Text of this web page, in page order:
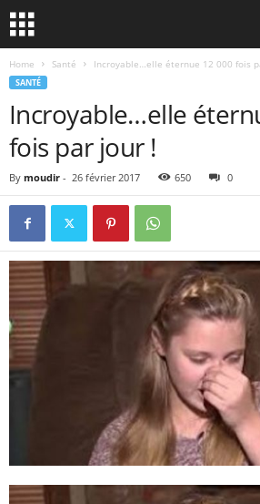
Home Santé Incroyable…elle éternue 12 000 fois
SANTÉ
Incroyable…elle
fois par jour !
By moudir - 26 février 2017 650 0